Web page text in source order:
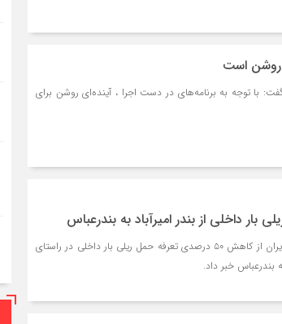
روشن است
با توجه به برنامه‌های در دست اجرا ، آینده‌ای روشن برای
مدیرعامل شرکت راه‌آهن جمهوری اسلامی ایران از کاهش ۵۰ درصدی تعرفه حمل‌ ریلی بار داخلی در راستای
بندرعباس خبر داد.